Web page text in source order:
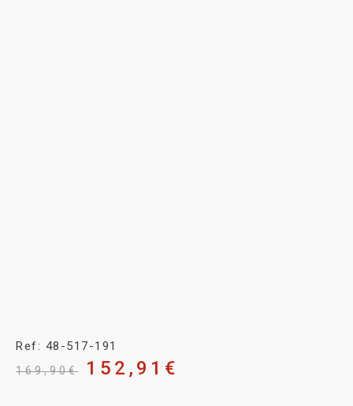
Ref: 48-517-191
169,90€ 152,91 €